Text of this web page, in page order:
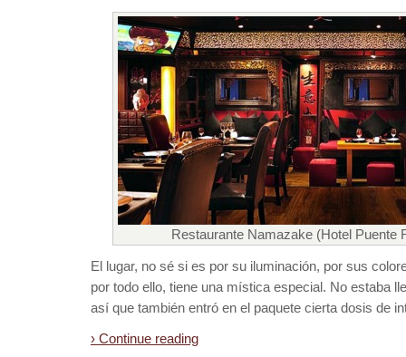
Restaurante Namazake (Hotel Puente
El lugar, no sé si es por su iluminación, por sus
por todo ello, tiene una mística especial. No estaba
así que también entró en el paquete cierta dosis de
› Continue reading